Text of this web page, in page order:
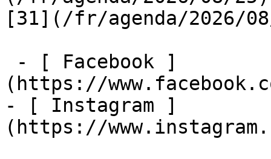
[31](/fr/agenda/
(https://
- [ Instagram ]
(https://